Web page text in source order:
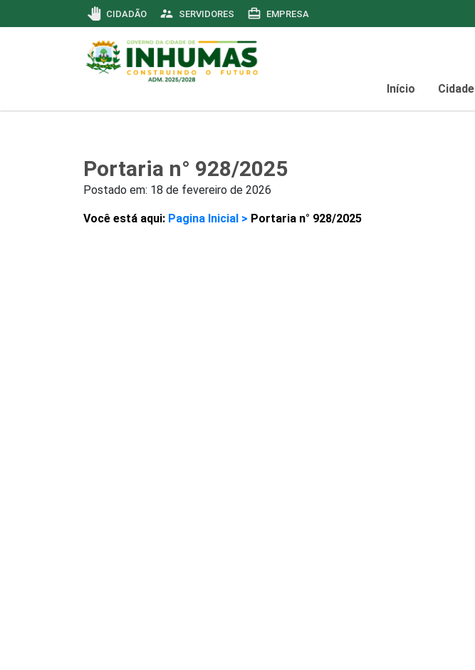
pan_tool CIDADÃO supervisor_account SERVIDORES card_travel EMPRESA
Início Cidade
Portaria n° 928/2025
Postado em: 18 de fevereiro de 2026
Você está aqui: Pagina Inicial > Portaria n° 928/2025